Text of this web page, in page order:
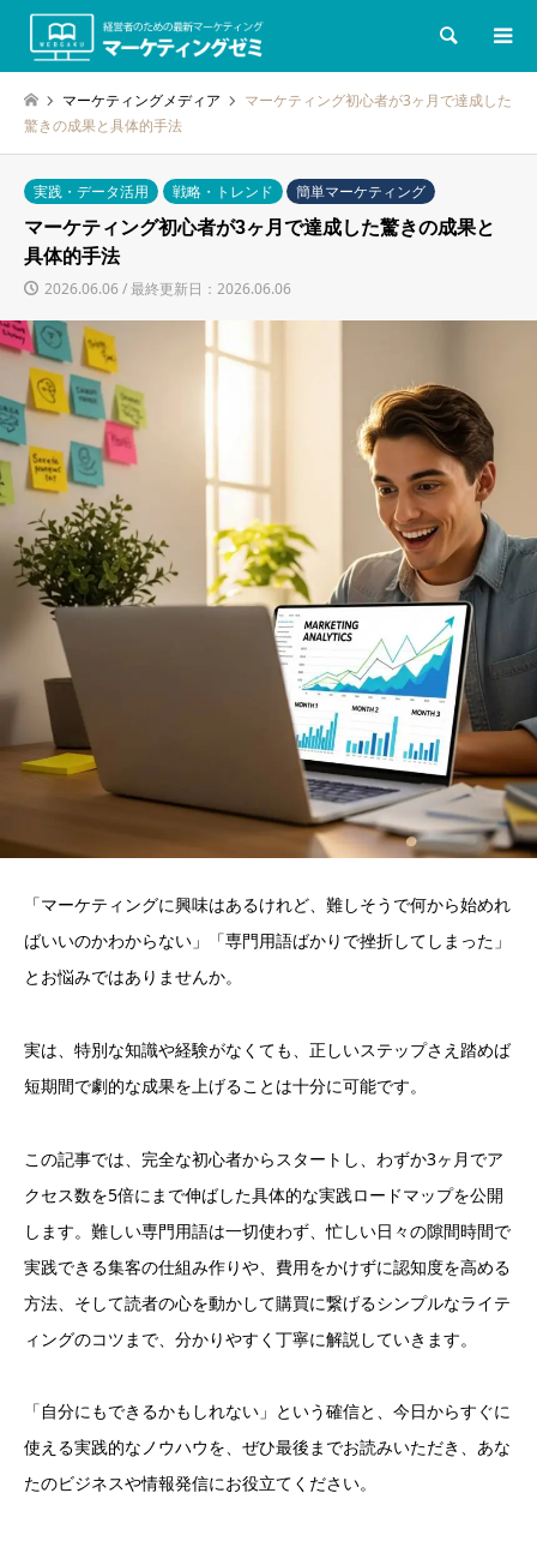
検索
マーケティングメディア
マーケティング初心者が3ヶ月で達成した
驚きの成果と具体的手法
実践・データ活用 戦略・トレンド
簡単マーケティング
マーケティング初心者が3ヶ月で達成した驚きの成果と
具体的手法
2026.06.06 / 最終更新日：2026.06.06
「マーケティングに興味はあるけれど、難しそうで何から始めれ
ばいいのかわからない」「専門用語ばかりで挫折してしまった」
とお悩みではありませんか。
実は、特別な知識や経験がなくても、正しいステップさえ踏めば
短期間で劇的な成果を上げることは十分に可能です。
この記事では、完全な初心者からスタートし、わずか3ヶ月でア
クセス数を5倍にまで伸ばした具体的な実践ロードマップを公開
します。難しい専門用語は一切使わず、忙しい日々の隙間時間で
実践できる集客の仕組み作りや、費用をかけずに認知度を高める
方法、そして読者の心を動かして購買に繋げるシンプルなライテ
ィングのコツまで、分かりやすく丁寧に解説していきます。
「自分にもできるかもしれない」という確信と、今日からすぐに
使える実践的なノウハウを、ぜひ最後までお読みいただき、あな
たのビジネスや情報発信にお役立てください。